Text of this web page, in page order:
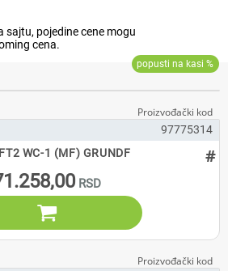
97775314
WC-1 (MF) GRUNDF
#
